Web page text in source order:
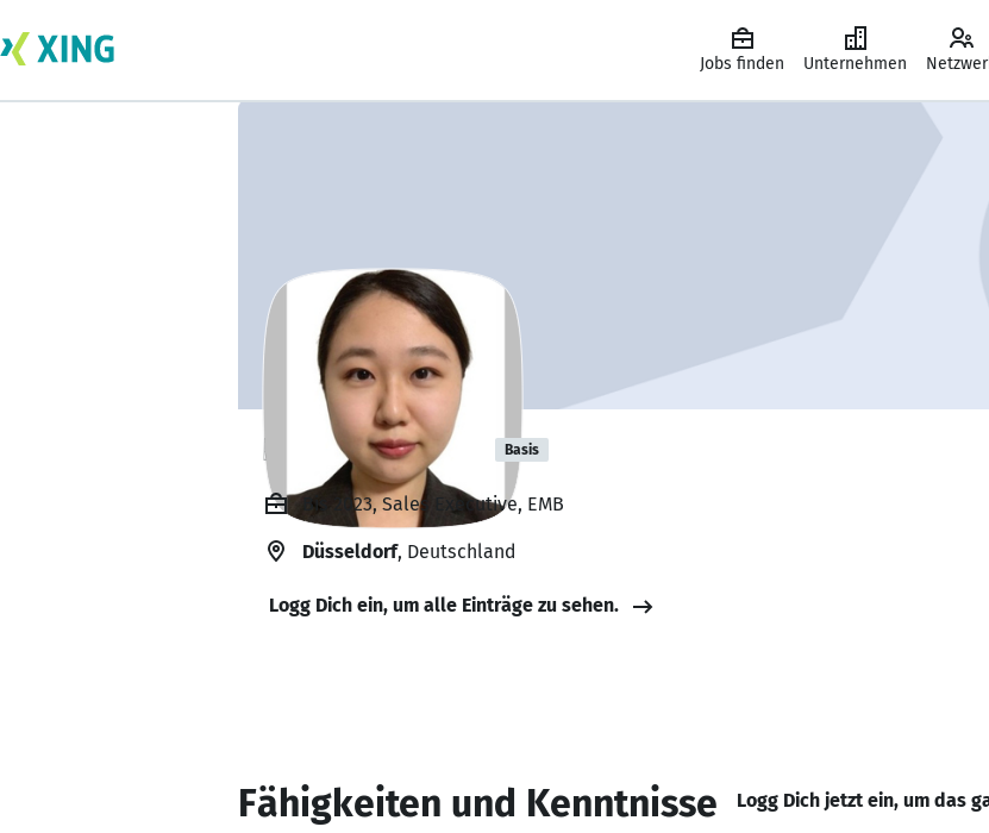
Jobs finden Unternehmen
Nanami Suzuki Basis
Bis 2023, Sales Executive, EMB
Düsseldorf, Deutschland
Logg Dich ein, um alle Einträge zu sehen.
Fähigkeiten und Kenntnisse Logg Dich jetzt ein, um das